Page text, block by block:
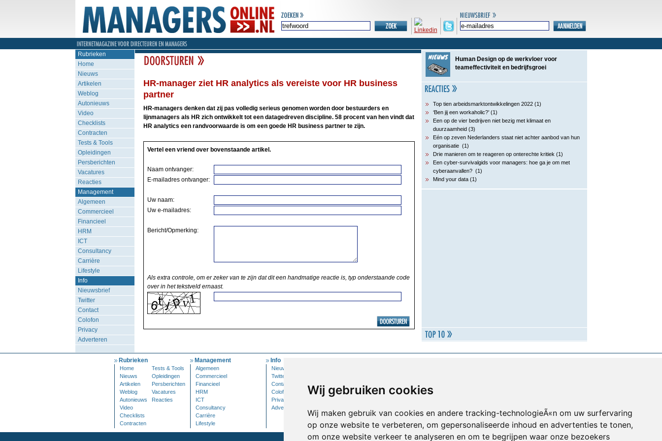
Wij gebruiken cookies
Wij maken gebruik van cookies en andere tracking-technologieÃ«n om uw surfervaring
op onze website te verbeteren, om gepersonaliseerde inhoud en advertenties te tonen,
om onze website verkeer te analyseren en om te begrijpen waar onze bezoekers
Rubrieken
Home
Nieuws
Artikelen
Weblog
Autonieuws
Video
Checklists
Contracten
Tests & Tools
Opleidingen
Persberichten
Vacatures
Reacties
Management
Algemeen
Commercieel
Financieel
HRM
ICT
Consultancy
Carrière
Lifestyle
Info
Nieuwsbrief
Twitter
Contact
Colofon
Privacy
Adverteren
HR-manager ziet HR analytics als vereiste voor HR business
partner
HR-managers denken dat zij pas volledig serieus genomen worden door bestuurders en
lijnmanagers als HR zich ontwikkelt tot een datagedreven discipline. 58 procent van hen vindt dat
HR analytics een randvoorwaarde is om een goede HR business partner te zijn.
Vertel een vriend over bovenstaande artikel.
Naam ontvanger:
E-mailadres ontvanger:
Uw naam:
Uw e-mailadres:
Bericht/Opmerking:
Als extra controle, om er zeker van te zijn dat dit een handmatige reactie is, typ onderstaande code
over in het tekstveld ernaast.
Human Design op de werkvloer voor
teameffectiviteit en bedrijfsgroei
Top tien arbeidsmarktontwikkelingen 2022 (1)
‘Ben jij een workaholic?’ (1)
Een op de vier bedrijven niet bezig met klimaat en
duurzaamheid (3)
Eén op zeven Nederlanders staat niet achter aanbod van hun
organisatie (1)
Drie manieren om te reageren op onterechte kritiek (1)
Een cyber-survivalgids voor managers: hoe ga je om met
cyberaanvallen? (1)
Mind your data (1)
Rubrieken
Home
Tests & Tools
Nieuws
Opleidingen
Artikelen
Persberichten
Weblog
Vacatures
Autonieuws
Reacties
Video
Checklists
Contracten
Management
Algemeen
Commercieel
Financieel
HRM
ICT
Consultancy
Carrière
Lifestyle
Info
Nieuwsbrief
Twitter
Contact
Colofon
Privacy
Adverteren